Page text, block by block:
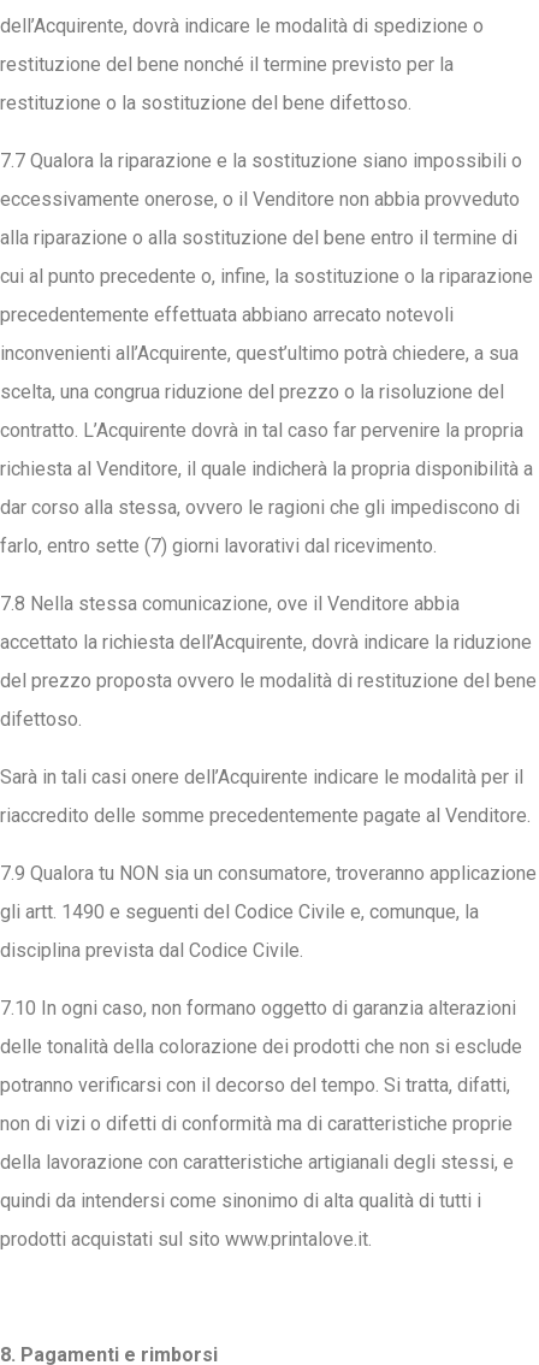
dell’Acquirente, dovrà indicare le modalità di spedizione o
restituzione del bene nonché il termine previsto per la
restituzione o la sostituzione del bene difettoso.
7.7 Qualora la riparazione e la sostituzione siano impossibili o
eccessivamente onerose, o il Venditore non abbia provveduto
alla riparazione o alla sostituzione del bene entro il termine di
cui al punto precedente o, infine, la sostituzione o la riparazione
precedentemente effettuata abbiano arrecato notevoli
inconvenienti all’Acquirente, quest’ultimo potrà chiedere, a sua
scelta, una congrua riduzione del prezzo o la risoluzione del
contratto. L’Acquirente dovrà in tal caso far pervenire la propria
richiesta al Venditore, il quale indicherà la propria disponibilità a
dar corso alla stessa, ovvero le ragioni che gli impediscono di
farlo, entro sette (7) giorni lavorativi dal ricevimento.
7.8 Nella stessa comunicazione, ove il Venditore abbia
accettato la richiesta dell’Acquirente, dovrà indicare la riduzione
del prezzo proposta ovvero le modalità di restituzione del bene
difettoso.
Sarà in tali casi onere dell’Acquirente indicare le modalità per il
riaccredito delle somme precedentemente pagate al Venditore.
7.9 Qualora tu NON sia un consumatore, troveranno applicazione
gli artt. 1490 e seguenti del Codice Civile e, comunque, la
disciplina prevista dal Codice Civile.
7.10 In ogni caso, non formano oggetto di garanzia alterazioni
delle tonalità della colorazione dei prodotti che non si esclude
potranno verificarsi con il decorso del tempo. Si tratta, difatti,
non di vizi o difetti di conformità ma di caratteristiche proprie
della lavorazione con caratteristiche artigianali degli stessi, e
quindi da intendersi come sinonimo di alta qualità di tutti i
prodotti acquistati sul sito www.printalove.it.
8. Pagamenti e rimborsi